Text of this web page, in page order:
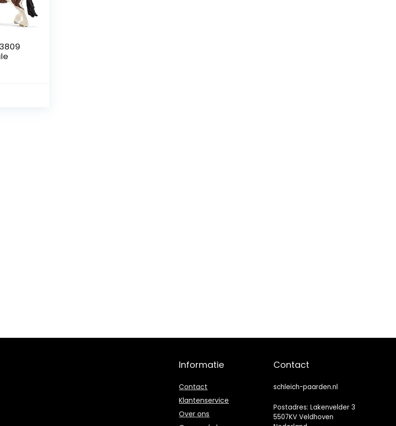
Informatie
Contact
Klantenservice
Over ons
Contact
schleich-paarden.nl
Postadres: Lakenvelder 3
5507KV Veldhoven